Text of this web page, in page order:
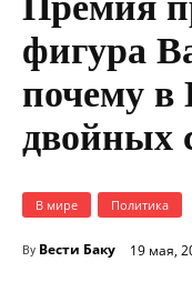
фигура
почему в
двойных
В мире Политика
By Вести Баку 19 мая,